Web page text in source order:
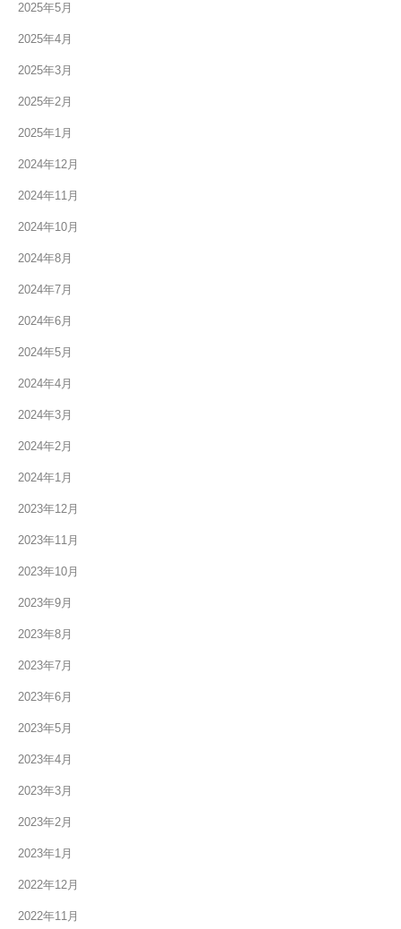
2025年5月
2025年4月
2025年3月
2025年2月
2025年1月
2024年12月
2024年11月
2024年10月
2024年8月
2024年7月
2024年6月
2024年5月
2024年4月
2024年3月
2024年2月
2024年1月
2023年12月
2023年11月
2023年10月
2023年9月
2023年8月
2023年7月
2023年6月
2023年5月
2023年4月
2023年3月
2023年2月
2023年1月
2022年12月
2022年11月